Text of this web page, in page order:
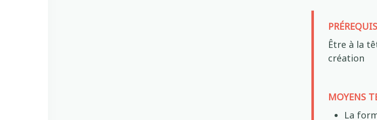
PRÉREQUIS
Être à la
création
MOYENS
La